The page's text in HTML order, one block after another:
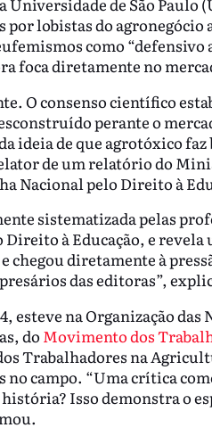
por lobistas do
como “defensivo
foca diretamente no
O consenso científico
perante o
ideia de que agrotóxico faz
de um relatório do
Nacional pelo Direito à
sistematizada pelas
à Educação, e revela
chegou diretamente à
das editoras”,
esteve na Organização
doMovimento dos
Trabalhadores na
no campo. “Uma crítica
Isso demonstra o